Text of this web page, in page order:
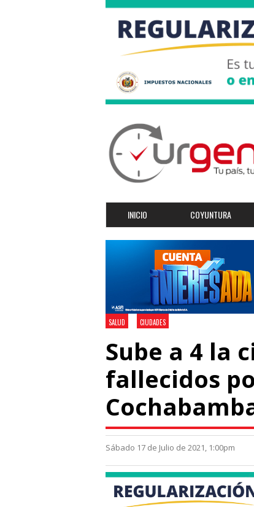
INICIO COYUNTURA
SALUD CIUDADES
Sube a 4 la
fallecidos
Sábado 17 de Julio de 2021, 1:00pm